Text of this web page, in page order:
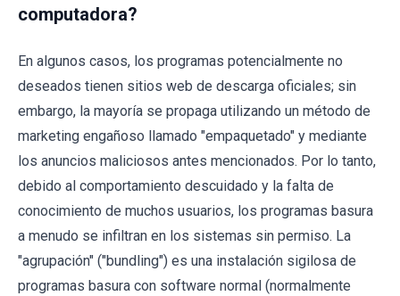
computadora?
En algunos casos, los programas potencialmente no
deseados tienen sitios web de descarga oficiales; sin
embargo, la mayoría se propaga utilizando un método de
marketing engañoso llamado "empaquetado" y mediante
los anuncios maliciosos antes mencionados. Por lo tanto,
debido al comportamiento descuidado y la falta de
conocimiento de muchos usuarios, los programas basura
a menudo se infiltran en los sistemas sin permiso. La
"agrupación" ("bundling") es una instalación sigilosa de
programas basura con software normal (normalmente